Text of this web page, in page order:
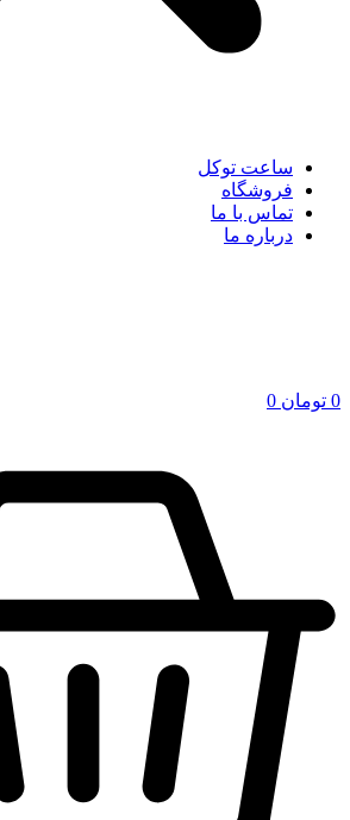
ساعت توکل
فروشگاه
تماس با ما
درباره ما
0 تومان 0